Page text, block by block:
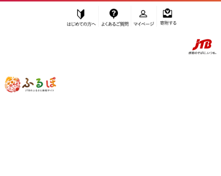
ふるぽ JTBのふるさと納税サイト